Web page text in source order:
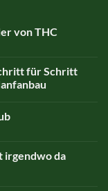
von THC
für Schritt
irgendwo da